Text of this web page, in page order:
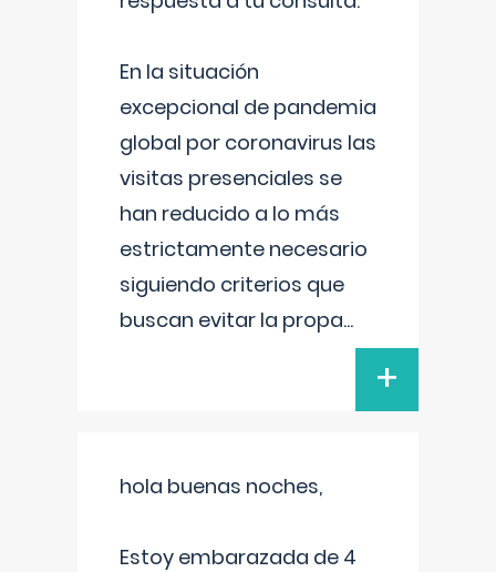
En la situación
excepcional de pandemia
global por coronavirus las
visitas presenciales se
han reducido a lo más
estrictamente necesario
siguiendo criterios que
buscan evitar la propa...
+
hola buenas noches,
Estoy embarazada de 4